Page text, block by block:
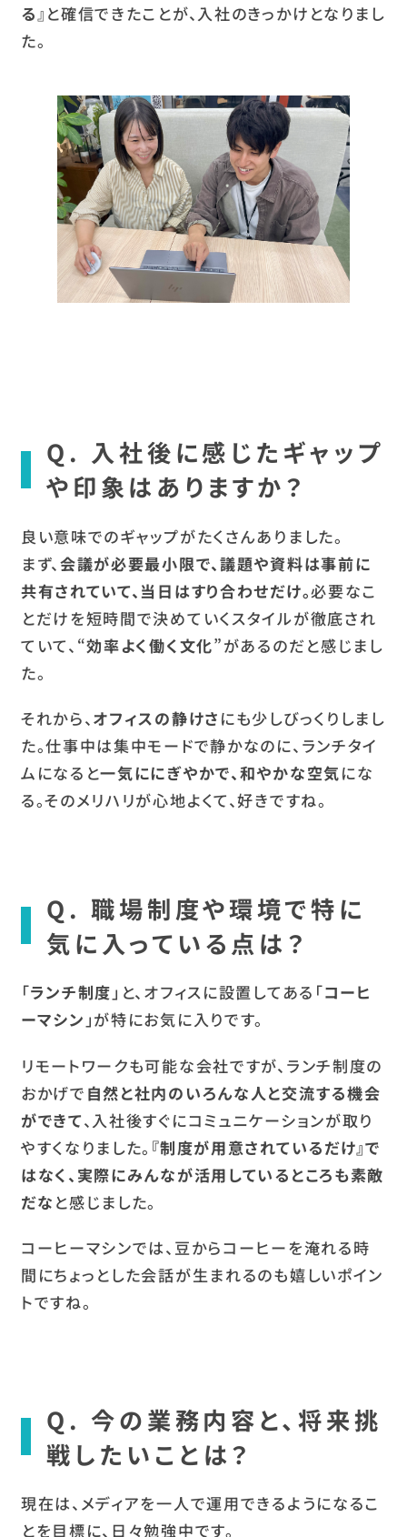
る』と確信できたことが、入社のきっかけとなりまし
た。
Q. 入社後に感じたギャップ
や印象はありますか？
良い意味でのギャップがたくさんありました。
まず、 会議が必要最小限で、議題や資料は事前に
共有されていて、当日はすり合わせだけ。必要なこ
とだけを短時間で決めていくスタイルが徹底され
ていて、“効率よく働く文化”があるのだと感じまし
た。
それから、オフィスの静けさ にも少しびっくりしまし
た。仕事中は集中モードで静かなのに、ランチタイ
ムになると一気ににぎやかで、和やかな空気にな
る。そのメリハリが心地よくて、好きですね。
Q. 職場制度や環境で特に
気に入っている点は？
「ランチ制度 」と、オフィスに設置してある「コーヒ
ーマシン 」が特にお気に入りです。
リモートワークも可能な会社ですが、ランチ制度の
おかげで 自然と社内のいろんな人と交流する機会
ができて、入社後すぐにコミュニケーションが取り
やすくなりました。 『制度が用意されているだけ』で
はなく、実際にみんなが活用しているところも素敵
だな と感じました。
コーヒーマシンでは、豆からコーヒーを淹れる時
間にちょっとした会話が生まれるのも嬉しいポイン
トですね。
Q. 今の業務内容と、将来挑
戦したいことは？
現在は、メディアを一人で運用できるようになるこ
とを目標に、日々勉強中です。